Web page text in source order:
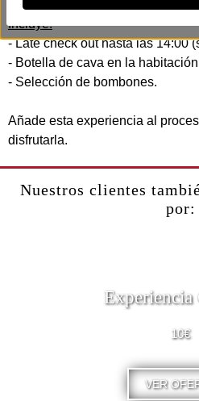
Incluye:
- Late check out hasta las 14:00
- Botella de cava en la
- Selección de bombones.
Añade esta experiencia al
disfrutarla.
Nuestros clientes
por:
10€
VER